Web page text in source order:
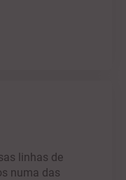
linhas de
numa das